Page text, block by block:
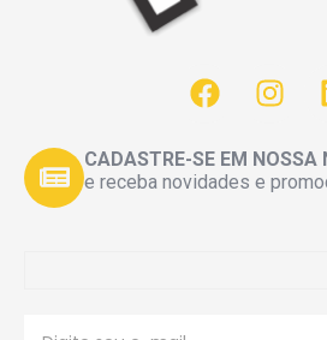
CADASTRE-SE EM NOSSA
e receba novidades e